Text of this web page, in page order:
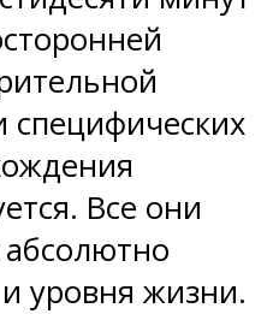
специфических
Все они
уровня жизни.